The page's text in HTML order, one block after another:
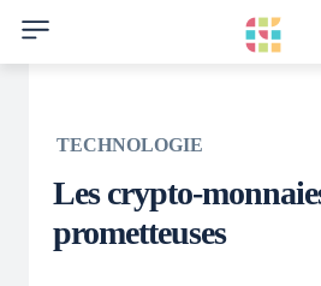
TECHNOLOGIE
Les crypto-
prometteuses